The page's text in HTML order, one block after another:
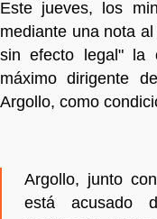
Este jueves, los
mediante una nota
sin efecto legal" la
máximo dirigente
Argollo, como
Argollo, junto
está acusado